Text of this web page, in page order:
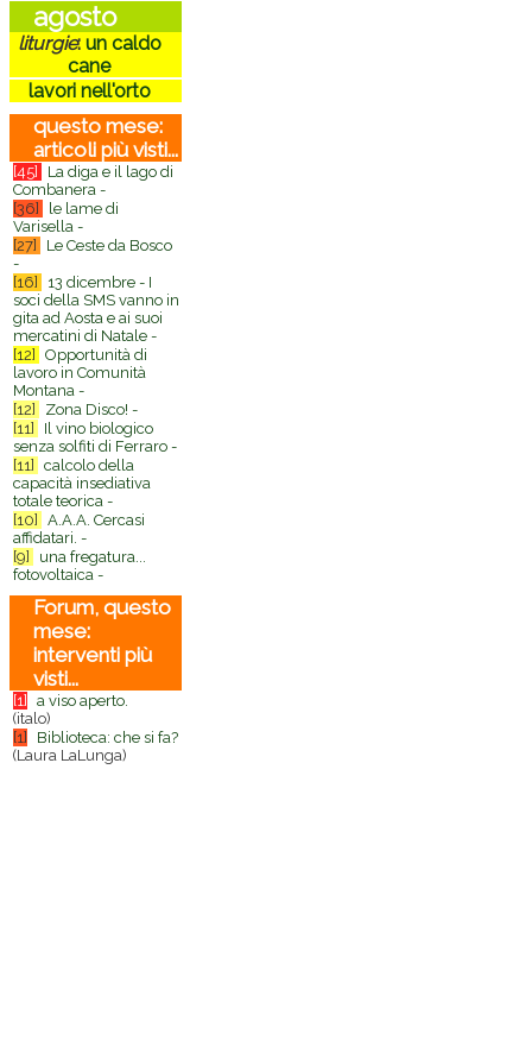
agosto
liturgie:un caldo
cane
lavori nell'orto
questo mese:
articoli più visti...
[45]
La diga e il lago di
Combanera -
[36]
le lame di
Varisella -
[27]
Le Ceste da Bosco
-
[16]
13 dicembre - I
soci della SMS vanno in
gita ad Aosta e ai suoi
mercatini di Natale -
[12]
Opportunità di
lavoro in Comunità
Montana -
[12]
Zona Disco! -
[11]
Il vino biologico
senza solfiti di Ferraro -
[11]
calcolo della
capacità insediativa
totale teorica -
[10]
A.A.A. Cercasi
affidatari. -
[9]
una fregatura...
fotovoltaica -
Forum, questo
mese:
interventi più
visti...
[1]
a viso aperto.
(italo)
[1]
Biblioteca: che si fa?
(Laura LaLunga)